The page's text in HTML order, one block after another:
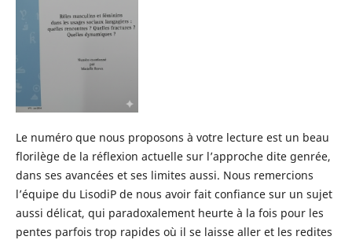
Le numéro que nous proposons à votre lecture est un beau
florilège de la réflexion actuelle sur l’approche dite genrée,
dans ses avancées et ses limites aussi. Nous remercions
l’équipe du LisodiP de nous avoir fait confiance sur un sujet
aussi délicat, qui paradoxalement heurte à la fois pour les
pentes parfois trop rapides où il se laisse aller et les redites